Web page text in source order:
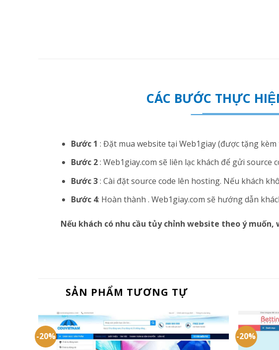
CÁC BƯỚC THỰC
Bước 1 : Đặt mua website tại Web1giay (được tặng
Bước 2: Web1giay.com sẽ liên lạc khách để gửi source
Bước 3: Cài đặt source code lên hosting. Nếu khách
Bước 4: Hoàn thành . Web1giay.com sẽ hướng dẫn
Nếu khách có nhu cầu tủy chỉnh website theo ý
SẢN PHẨM TƯƠNG TỰ
-20% -20%